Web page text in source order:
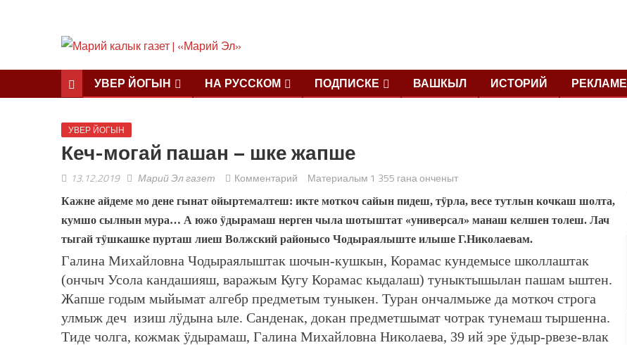
УВЕР ЙОГЫН НА РУССКОМ ПОДПИСКЕ ВАШКЫЛ ИСТОРИЙ РЕКЛАМЕ
УВЕР ЙОГЫН
Кеч-могай пашан – шке жапше
13.12.2019 Марий Эл газет Комментарий Материалым 1 355 гана онченыт
Кажне айдеме мо дене гынат ойыртемалтеш: икте моткоч сайын пидеш, тӱрла, весе тутлын кочкаш шолта,
кумшо сылнын мура… А южо ӱдырамаш нерген чыла шотыштат «универсал» манаш келшен толеш. Лач
тыгай тӱшкашке пурташ лиеш Волжский районысо Чодыраялыште илыше Г.Николаевам.
Галина Михайловна Чодыраялыштак шочын-кушкын, Корамас кундемысе школлаштак
(ончыч Усола кандашияш, варажым Кугу Корамас кыдалаш) туныктышылан пашам ыштен.
Жапше годым мыйымат алгебр предметым туныкен. Туран ончалмыже да моткоч строга
улмыж деч изиш лӱдына ыле. Санденак, докан предметшымат чотрак тунемаш тыршенна.
Тиде чолга, кожмак ӱдырамаш, Галина Михайловна Николаева, 39 ий эре ӱдыр-рвезе-влак